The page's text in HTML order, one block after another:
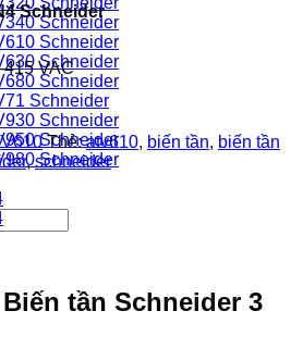
Schneider
Schneider
Schneider
Schneider
Schneider
Schneider
Schneider
Schneider
Schneider
VAC
Thẻ:atv610, biến tần, biến tần
,schneider
Biến tần Schneider 3